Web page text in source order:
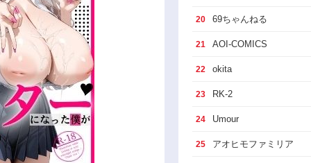
20 69ちゃんねる
21 AOI-COMICS
22 okita
23 RK-2
24 Umour
25 アオヒモファミリア